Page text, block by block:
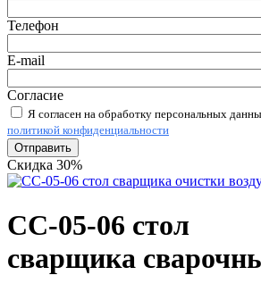
Телефон
E-mail
Согласие
Я согласен на обработку персональных
политикой конфиденциальности
Отправить
Скидка 30%
СС-05-06 стол
сварщика